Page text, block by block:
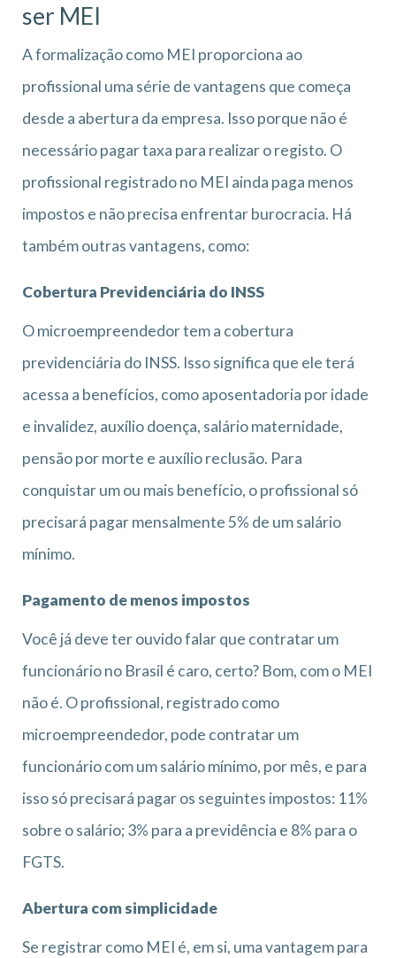
ser MEI
A formalização como MEI proporciona ao
profissional uma série de vantagens que começa
desde a abertura da empresa. Isso porque não é
necessário pagar taxa para realizar o registo. O
profissional registrado no MEI ainda paga menos
impostos e não precisa enfrentar burocracia. Há
também outras vantagens, como:
Cobertura Previdenciária do INSS
O microempreendedor tem a cobertura
previdenciária do INSS. Isso significa que ele terá
acessa a benefícios, como aposentadoria por idade
e invalidez, auxílio doença, salário maternidade,
pensão por morte e auxílio reclusão. Para
conquistar um ou mais benefício, o profissional só
precisará pagar mensalmente 5% de um salário
mínimo.
Pagamento de menos impostos
Você já deve ter ouvido falar que contratar um
funcionário no Brasil é caro, certo? Bom, com o MEI
não é. O profissional, registrado como
microempreendedor, pode contratar um
funcionário com um salário mínimo, por mês, e para
isso só precisará pagar os seguintes impostos: 11%
sobre o salário; 3% para a previdência e 8% para o
FGTS.
Abertura com simplicidade
Se registrar como MEI é, em si, uma vantagem para